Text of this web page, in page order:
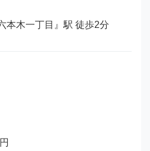
本木一丁目』駅 徒歩2分